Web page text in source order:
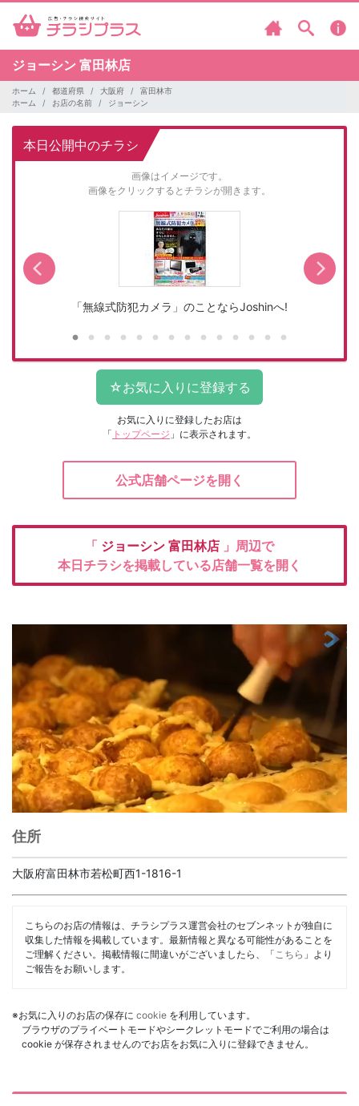
ジョーシン 富田林店
ホーム 都道府県 大阪府
富田林市
ホーム
お店の名前 ジョーシン
本日公開中のチラシ
画像はイメージです。
画像をクリックするとチラシが開きます。
「無線式防犯カメラ」のことならJoshinへ!
お気に入りに登録したお店は
「 トップページ 」に表示されます。
公式店舗ページを開く
「 ジョーシン 富田林店 」周辺で
本日チラシを掲載している店舗一覧を開く
住所
大阪府富田林市若松町西1-1816-1
こちらのお店の情報は、チラシプラス運営会社のセブンネットが独自に
収集した情報を掲載しています。最新情報と異なる可能性があることを
ご理解ください。掲載情報に間違いがございましたら、「 こちら 」より
ご報告をお願いします。
※お気に入りのお店の保存に cookie を利用しています。
ブラウザのプライベートモードやシークレットモードでご利用の場合は
cookie が保存されませんのでお店をお気に入りに登録できません。